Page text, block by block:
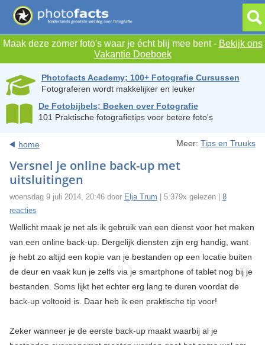
Maak deze zomer foto's waar je écht blij mee bent - Bekijk ons
Vakantie Doeboek
Photofacts Academy; 100+ Fotografie Cursussen
Fotograferen wordt makkelijker en leuker
De Fotobijbels; Boeken over Fotografie
101 Praktische fotografietips voor betere foto's
home Meer:Tips en Truuks
Versnel je online back-up met
uitsluitingen
woensdag 9 juli 2014, 20:46 door Elja Trum | 5.379x gelezen | 8
reacties
Wellicht maak je net als ik gebruik van een dienst voor het maken
van een online back-up. Dergelijk diensten zijn erg handig, want
je hebt zo altijd een kopie van je bestanden op een locatie buiten
de deur en vaak kun je zelfs via je smartphone of tablet nog bij je
bestanden. Soms lijkt het echter erg lang te duren voordat de
back-up voltooid is. Daar heb ik een praktische tip voor!
Zeker wanneer je de eerste back-up maakt waarbij al je